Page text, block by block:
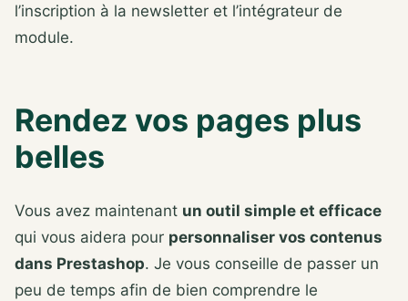
l’inscription à la newsletter et l’intégrateur de
module.
Rendez vos pages plus
belles
Vous avez maintenant un outil simple et efficace
qui vous aidera pour personnaliser vos contenus
dans Prestashop. Je vous conseille de passer un
peu de temps afin de bien comprendre le